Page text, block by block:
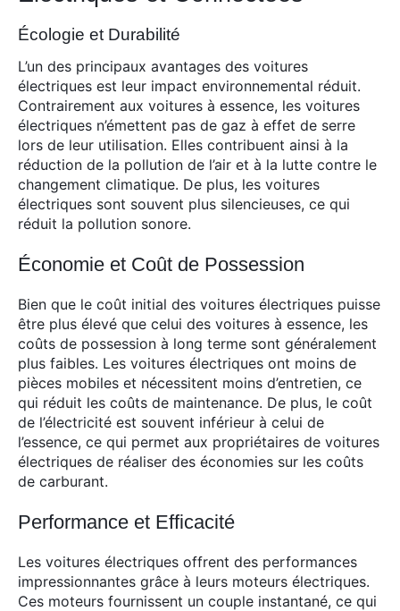
Écologie et Durabilité
L’un des principaux avantages des voitures
électriques est leur impact environnemental réduit.
Contrairement aux voitures à essence, les voitures
électriques n’émettent pas de gaz à effet de serre
lors de leur utilisation. Elles contribuent ainsi à la
réduction de la pollution de l’air et à la lutte contre le
changement climatique. De plus, les voitures
électriques sont souvent plus silencieuses, ce qui
réduit la pollution sonore.
Économie et Coût de Possession
Bien que le coût initial des voitures électriques puisse
être plus élevé que celui des voitures à essence, les
coûts de possession à long terme sont généralement
plus faibles. Les voitures électriques ont moins de
pièces mobiles et nécessitent moins d’entretien, ce
qui réduit les coûts de maintenance. De plus, le coût
de l’électricité est souvent inférieur à celui de
l’essence, ce qui permet aux propriétaires de voitures
électriques de réaliser des économies sur les coûts
de carburant.
Performance et Efficacité
Les voitures électriques offrent des performances
impressionnantes grâce à leurs moteurs électriques.
Ces moteurs fournissent un couple instantané, ce qui